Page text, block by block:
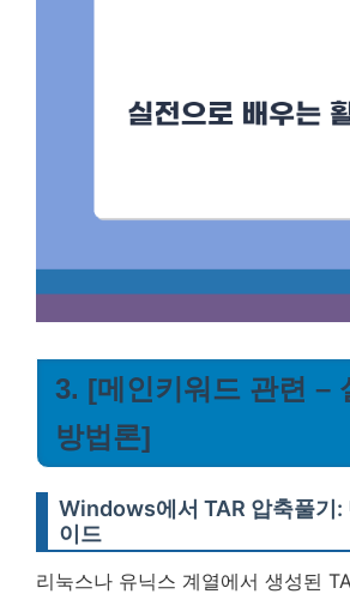
3. [메인키워드 관련 –
방법론]
Windows에서 TAR 압축풀기:
이드
리눅스나 유닉스 계열에서 생성된